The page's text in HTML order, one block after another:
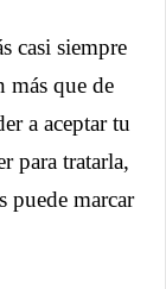
casi siempre
más que de
a aceptar tu
para tratarla,
puede marcar